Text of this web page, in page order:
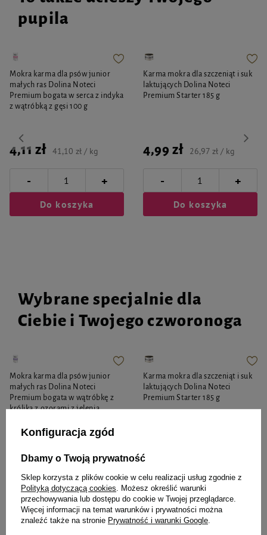
pupila
Mokra karma dla psów junior
małych ras Dolina Noteci
Premium bogata w serca z indyka
z wątróbką z gęsi 100 g
4,11 zł 41,10 zł / kg
- +
Do koszyka
Karma mokra dla szczeniąt i suk
laktujących Dolina Noteci
Premium Starter 185 g
4,99 zł 26,97 zł / kg
- +
Do koszyka
Wybrane specjalnie dla
Ciebie i Twojego czworonoga
Mokra karma dla psów junior
małych ras Dolina Noteci
Premium bogata w wątróbkę z
królika z ozorami z jelenia
4,11 zł 41,10 zł / kg
- +
Karma mokra dla szczeniąt i suk
laktujących Dolina Noteci
Premium Starter 185 g
4,99 zł 26,97 zł / kg
- +
Do koszyka
Konfiguracja zgód
Dbamy o Twoją prywatność
Sklep korzysta z plików cookie w celu realizacji usług zgodnie z
Polityką dotyczącą cookies . Możesz określić warunki
przechowywania lub dostępu do cookie w Twojej przeglądarce.
Więcej informacji na temat warunków i prywatności można
znaleźć także na stronie Prywatność i warunki Google